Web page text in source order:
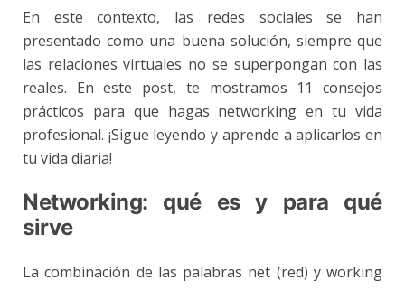
En este contexto, las redes sociales se han
presentado como una buena solución, siempre que
las relaciones virtuales no se superpongan con las
reales. En este post, te mostramos 11 consejos
prácticos para que hagas networking en tu vida
profesional. ¡Sigue leyendo y aprende a aplicarlos en
tu vida diaria!
Networking: qué es y para qué
sirve
La combinación de las palabras net (red) y working